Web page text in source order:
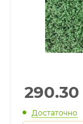
290.30
Достаточно